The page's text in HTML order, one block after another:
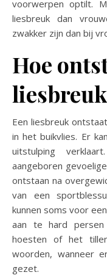
voorwerpen optilt.
liesbreuk dan
zwakker zijn dan bij
Hoe
Een liesbreuk
in het buikvlies. Er
uitstulping
aangeboren
ontstaan na
van een
kunnen soms voor
aan te hard persen
hoesten of het
woorden, wanneer
gezet.